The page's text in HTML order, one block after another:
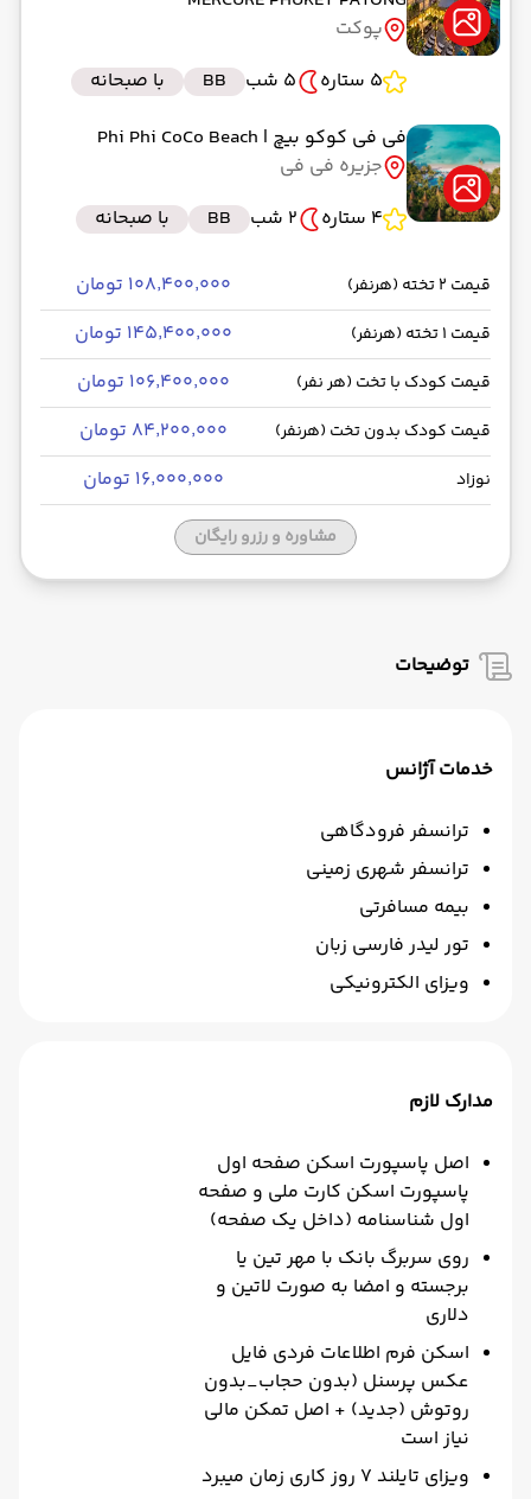
پوکت
5 ستاره
5 شب BB
با صبحانه
فی فی کوکو بیچ | Phi Phi CoCo Beach
جزیره فی فی
4 ستاره
2 شب BB با صبحانه
قیمت 2 تخته (هرنفر) ۱۰۸٬۴۰۰٬۰۰۰ تومان
قیمت 1 تخته (هرنفر) ۱۴۵٬۴۰۰٬۰۰۰ تومان
قیمت کودک با تخت (هر نفر) ۱۰۶٬۴۰۰٬۰۰۰ تومان
قیمت کودک بدون تخت (هرنفر) ۸۴٬۲۰۰٬۰۰۰ تومان
نوزاد ۱۶٬۰۰۰٬۰۰۰ تومان
مشاوره و رزرو رایگان
توضیحات
خدمات آژانس
ترانسفر فرودگاهی
ترانسفر شهری زمینی
بیمه مسافرتی
تور لیدر فارسی زبان
ویزای الکترونیکی
مدارک لازم
اصل پاسپورت اسکن صفحه اول
پاسپورت اسکن کارت ملی و صفحه
اول شناسنامه (داخل یک صفحه)
روی سربرگ بانک با مهر تین یا
برجسته و امضا به صورت لاتین و
دلاری
اسکن فرم اطلاعات فردی فایل
عکس پرسنل (بدون حجاب_بدون
روتوش (جدید) + اصل تمکن مالی
نیاز است
ویزای تایلند 7 روز کاری زمان میبرد